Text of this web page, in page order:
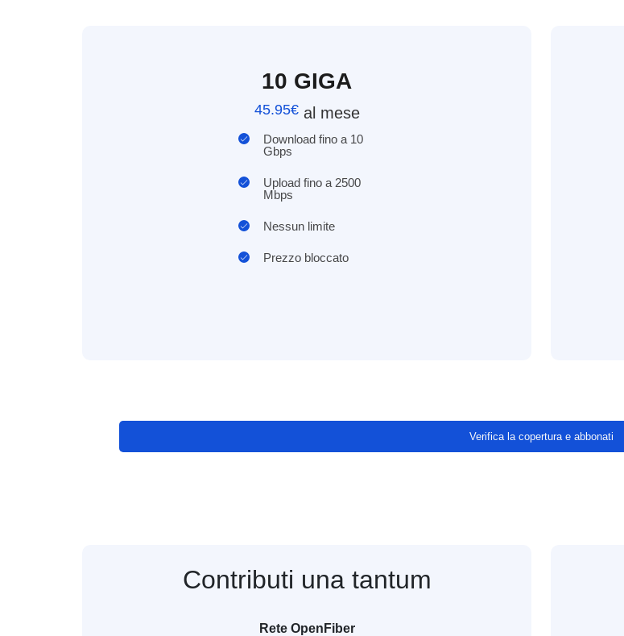
10 GIGA
45.95€al mese
Download fino a 10
Gbps
Upload fino a 2500
Mbps
Nessun limite
Prezzo bloccato
Verifica la copertura e abbonati
Contributi una tantum
Rete OpenFiber